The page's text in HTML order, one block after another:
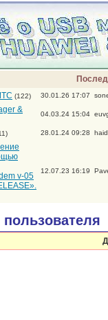
(122) 30.01.26 17:07
&
04.03.24 15:04
28.01.24 09:28
v-05
12.07.23 16:19